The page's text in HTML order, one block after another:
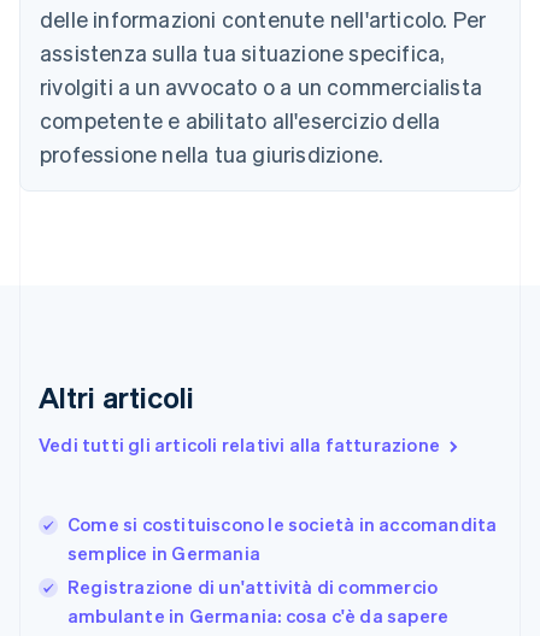
delle informazioni contenute nell'articolo. Per
assistenza sulla tua situazione specifica,
rivolgiti a un avvocato o a un commercialista
competente e abilitato all'esercizio della
professione nella tua giurisdizione.
Altri articoli
Vedi tutti gli articoli relativi alla fatturazione
Come si costituiscono le società in accomandita
semplice in Germania
Registrazione di un'attività di commercio
ambulante in Germania: cosa c'è da sapere
Brasile
PortuguêsEnglish
English
Canada
English
Cina continentale
简体中文English
English
Estonia
Francia
Germania
DeutschEnglish
Giappone